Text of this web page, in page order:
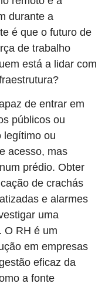
durante a
é que o futuro de
de trabalho
está a lidar com
de entrar em
públicos ou
legítimo ou
acesso, mas
prédio. Obter
de crachás
e alarmes
uma
O RH é um
em empresas
eficaz da
a fonte